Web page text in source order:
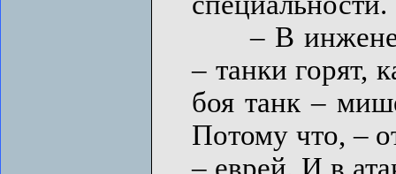
– В
– танки горят,
боя танк –
Потому что, –